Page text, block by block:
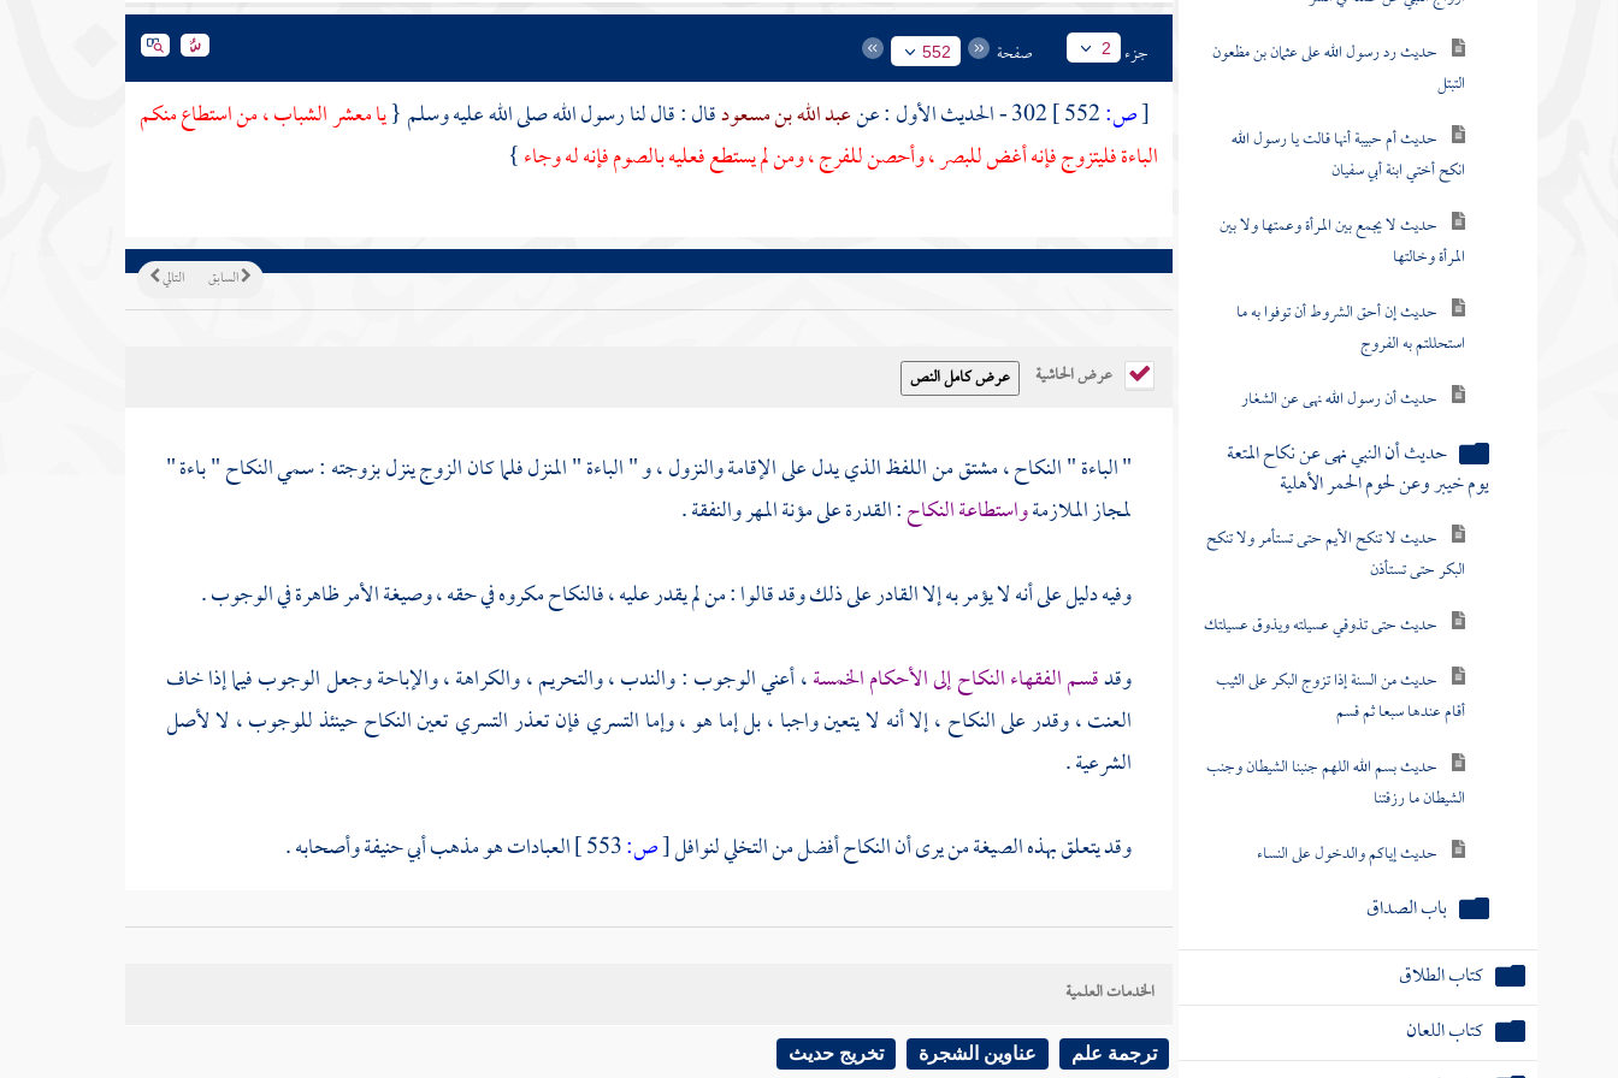
حديث رد رسول الله على عثمان بن مظعون
التبتل
حديث أم حبيبة أنها قالت يا رسول الله
انكح أختي ابنة أبي سفيان
حديث لا يجمع بين المرأة وعمتها ولا بين
المرأة وخالتها
حديث إن أحق الشروط أن توفوا به ما
استحللتم به الفروج
حديث أن رسول الله نهى عن الشغار
حديث أن النبي نهى عن نكاح المتعة
يوم خيبر وعن لحوم الحمر الأهلية
حديث لا تنكح الأيم حتى تستأمر ولا تنكح
البكر حتى تستأذن
حديث حتى تذوقي عسيلته ويذوق عسيلتك
حديث من السنة إذا تزوج البكر على الثيب
أقام عندها سبعا ثم قسم
حديث بسم الله اللهم جنبنا الشيطان وجنب
الشيطان ما رزقتنا
حديث إياكم والدخول على النساء
باب الصداق
كتاب الطلاق
كتاب اللعان
جزء 2 صفحة 552
[ص: 302 - الحديث الأول : عن عبد الله بن مسعودقال : قال لنا رسول الله صلى الله عليه وسلم {يا معشر الشباب ، من استطاع منكم
الباءة فليتزوج فإنه أغض للبصر ، وأحصن للفرج ، ومن لم يستطع فعليه بالصوم فإنه له وجاء}
التالي السابق
عرض الحاشية
" الباءة " النكاح ، مشتق من اللفظ الذي يدل على الإقامة والنزول ، و " الباءة " المنزل فلما كان الزوج ينزل بزوجته : سمي النكاح " باءة "
لمجاز الملازمةواستطاعة النكاح: القدرة على مؤنة المهر والنفقة .
وفيه دليل على أنه لا يؤمر به إلا القادر على ذلك وقد قالوا : من لم يقدر عليه ، فالنكاح مكروه في حقه ، وصيغة الأمر ظاهرة في الوجوب .
وقدقسم الفقهاء النكاح إلى الأحكام الخمسة، أعني الوجوب : والندب ، والتحريم ، والكراهة ، والإباحة وجعل الوجوب فيما إذا خاف
العنت ، وقدر على النكاح ، إلا أنه لا يتعين واجبا ، بل إما هو ، وإما التسري فإن تعذر التسري تعين النكاح حينئذ للوجوب ، لا لأصل
الشرعية .
وقد يتعلق بهذه الصيغة من يرى أن النكاح أفضل من التخلي لنوافل[ص: العبادات هو مذهبأبي حنيفةوأصحابه .
وقوله عليه السلام {فإنه أغض للبصر وأحصن للفرج} يحتمل أمرين أحدهما : أن تكون " أفعل " فيه مما استعمل لغير المبالغة والثاني : أن
تكون على بابها ، فإن التقوى سبب لغض البصر ، وتحصين الفرج وفي معارضتها : الشهوة ، والداعي إلى النكاح وبعد النكاح : يضعف هذا
الداعي . والحوالة على الصوم لما فيه كسر الشهوة فإن شهوة النكاح تابعة لشهوة الأكل ، تقوى بقوتها ، وتضعف بضعفها .
الخدمات العلمية
ترجمة علم عناوين الشجرة تخريج حديث